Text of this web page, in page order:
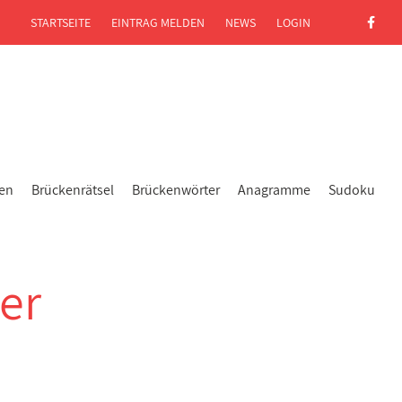
Brückenrätsel Brückenwörter Anagramme Sudoku
STARTSEITE EINTRAG MELDEN NEWS LOGIN